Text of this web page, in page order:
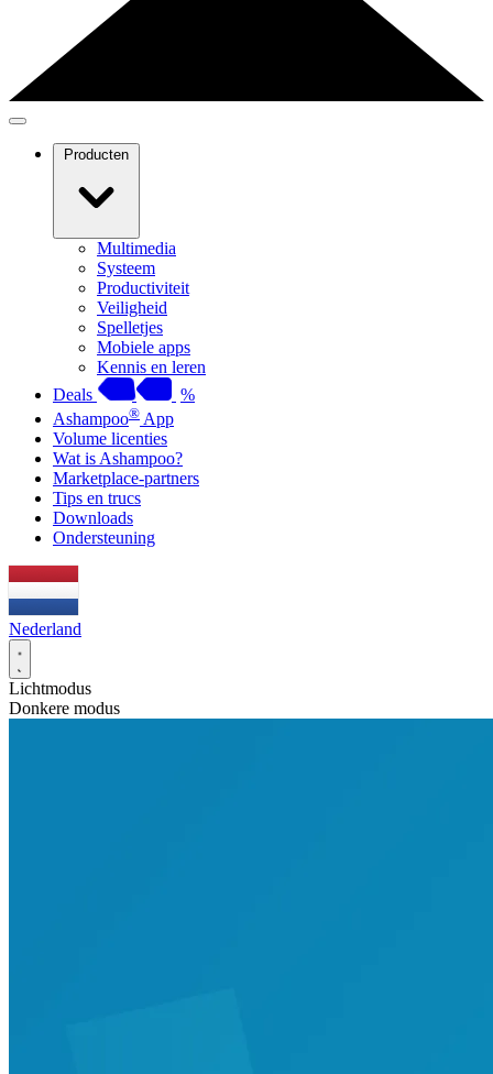
Producten
Multimedia
Systeem
Productiviteit
Veiligheid
Spelletjes
Mobiele apps
Kennis en leren
Deals
%
Ashampoo® App
Volume licenties
Wat is Ashampoo?
Marketplace-partners
Tips en trucs
Downloads
Ondersteuning
Nederland
Lichtmodus
Donkere modus